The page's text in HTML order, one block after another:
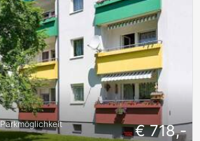
Parkmöglichkeit
€ 718,-